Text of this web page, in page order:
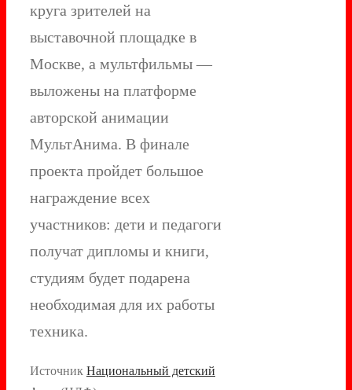
круга зрителей на
выставочной площадке в
Москве, а мультфильмы —
выложены на платформе
авторской анимации
МультАнима. В финале
проекта пройдет большое
награждение всех
участников: дети и педагоги
получат дипломы и книги,
студиям будет подарена
необходимая для их работы
техника.
Источник Национальный детский